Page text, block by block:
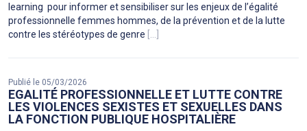
learning pour informer et sensibiliser sur les enjeux de l’égalité
professionnelle femmes hommes, de la prévention et de la lutte
contre les stéréotypes de genre [...]
Publié le 05/03/2026
EGALITÉ PROFESSIONNELLE ET LUTTE CONTRE
LES VIOLENCES SEXISTES ET SEXUELLES DANS
LA FONCTION PUBLIQUE HOSPITALIÈRE